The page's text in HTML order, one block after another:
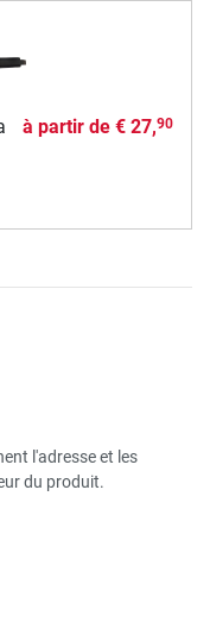
à partir de € 27,90
l'adresse et les
du produit.